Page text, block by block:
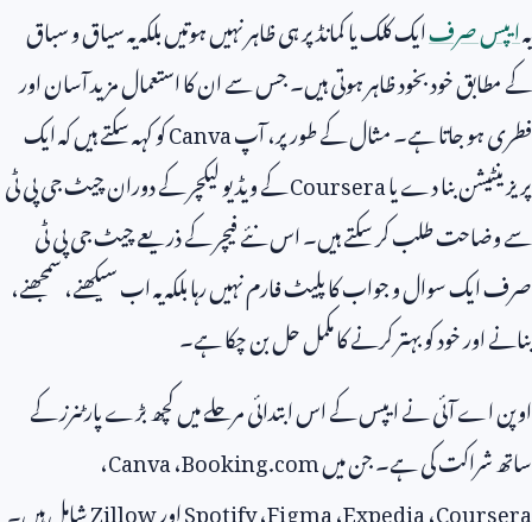
یہایپس صرفایک کلک یا کمانڈ پر ہی ظاہر نہیں ہوتیں بلکہ یہ سیاق و سباق
کے مطابق خود بخود ظاہر ہوتی ہیں۔ جس سے ان کا استعمال مزید آسان اور
فطری ہو جاتا ہے۔ مثال کے طور پر، آپCanvaکو کہہ سکتے ہیں کہ ایک
پریزینٹیشن بنا دے یاCourseraکے ویڈیو لیکچر کے دوران چیٹ جی پی ٹی
سے وضاحت طلب کر سکتے ہیں۔ اس نئے فیچر کے ذریعے چیٹ جی پی ٹی
صرف ایک سوال و جواب کا پلیٹ فارم نہیں رہا بلکہ یہ اب سیکھنے، سمجھنے،
بنانے اور خود کو بہتر کرنے کا مکمل حل بن چکا ہے۔
اوپن اے آئی نے ایپس کے اس ابتدائی مرحلے میں کچھ بڑے پارٹنرز کے
ساتھ شراکت کی ہے۔ جن میںBooking.com،Canva،
Coursera،Expedia،Figma،SpotifyاورZillowشامل ہیں۔